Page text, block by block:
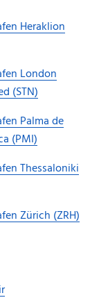
Heraklion
London
(STN)
Palma de
(PMI)
Thessaloniki
Zürich (ZRH)